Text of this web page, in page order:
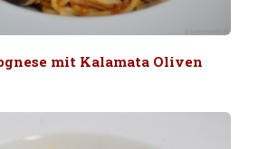
mit Kalamata Oliven